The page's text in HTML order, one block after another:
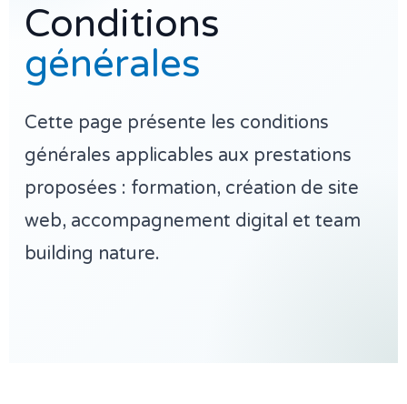
Conditions
générales
Cette page présente les conditions
générales applicables aux prestations
proposées : formation, création de site
web, accompagnement digital et team
building nature.